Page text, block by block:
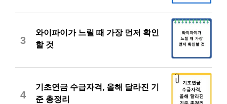
3
와이파이가 느릴 때 가장 먼저 확인
할 것
4
기초연금 수급자격, 올해 달라진 기
준 총정리